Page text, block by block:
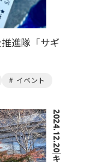
進隊「サギ
イベント
2024.12.20
｜